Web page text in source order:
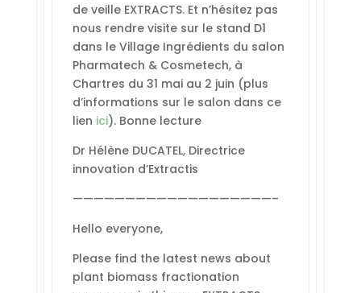
de veille EXTRACTS. Et n’hésitez pas
nous rendre visite sur le stand D1
dans le Village Ingrédients du salon
Pharmatech & Cosmetech, à
Chartres du 31 mai au 2 juin (plus
d’informations sur le salon dans ce
lien ici). Bonne lecture
Dr Hélène DUCATEL, Directrice
innovation d’Extractis
———————————————————–
Hello everyone,
Please find the latest news about
plant biomass fractionation